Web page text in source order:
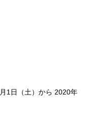
1日（土）から 2020年